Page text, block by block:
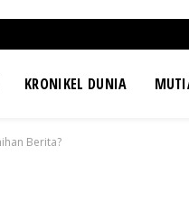
KRONIKEL DUNIA
Berita?